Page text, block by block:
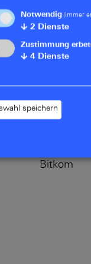
Basis
Bitkom
Notwendig (immer
↓ 2 Dienste
Zustimmung
↓ 4 Dienste
speichern